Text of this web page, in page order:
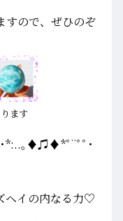
すので、ぜひのぞ
ます
｡♦♫♦*ﾟ¨ﾟﾟ･
ヘイの内なる力♡